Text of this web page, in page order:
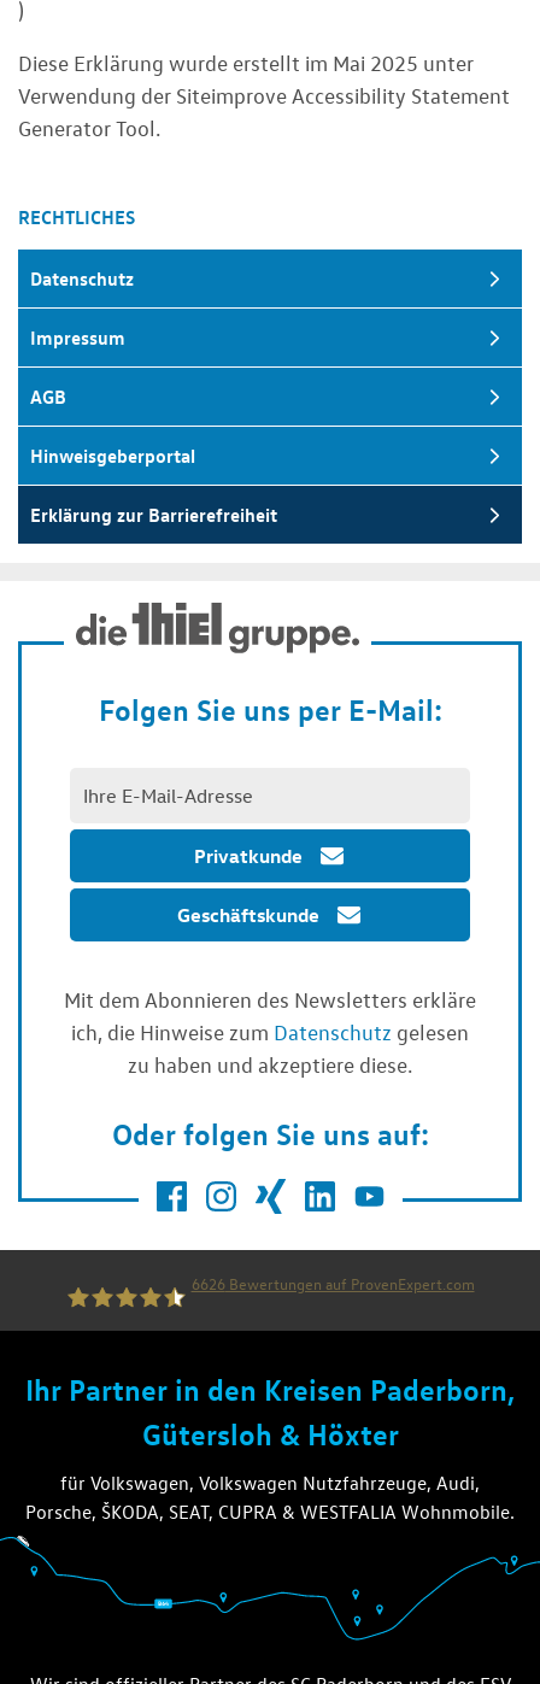
)
Diese Erklärung wurde erstellt im Mai 2025 unter
Verwendung der Siteimprove Accessibility Statement
Generator Tool.
RECHTLICHES
Datenschutz
Impressum
AGB
Hinweisgeberportal
Erklärung zur Barrierefreiheit
Folgen Sie uns per E-Mail:
Privatkunde
Geschäftskunde
Mit dem Abonnieren des Newsletters erkläre
ich, die Hinweise zum Datenschutz gelesen
zu haben und akzeptiere diese.
Oder folgen Sie uns auf:
6626 Bewertungen auf ProvenExpert.com
Ihr Partner in den Kreisen Paderborn,
Gütersloh & Höxter
für Volkswagen, Volkswagen Nutzfahrzeuge, Audi,
Porsche, ŠKODA, SEAT, CUPRA & WESTFALIA Wohnmobile.